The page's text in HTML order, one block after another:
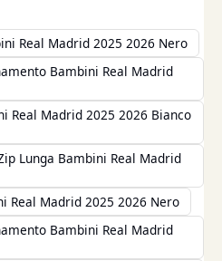
Real Madrid 2025 2026 Nero
Bambini Real Madrid
Real Madrid 2025 2026 Bianco
Lunga Bambini Real Madrid
Real Madrid 2025 2026 Nero
Bambini Real Madrid